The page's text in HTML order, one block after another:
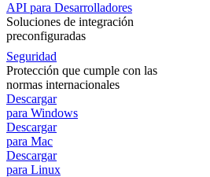
API para Desarrolladores
Soluciones de integración
preconfiguradas
Seguridad
Protección que cumple con las
normas internacionales
Descargar
para Windows
Descargar
para Mac
Descargar
para Linux